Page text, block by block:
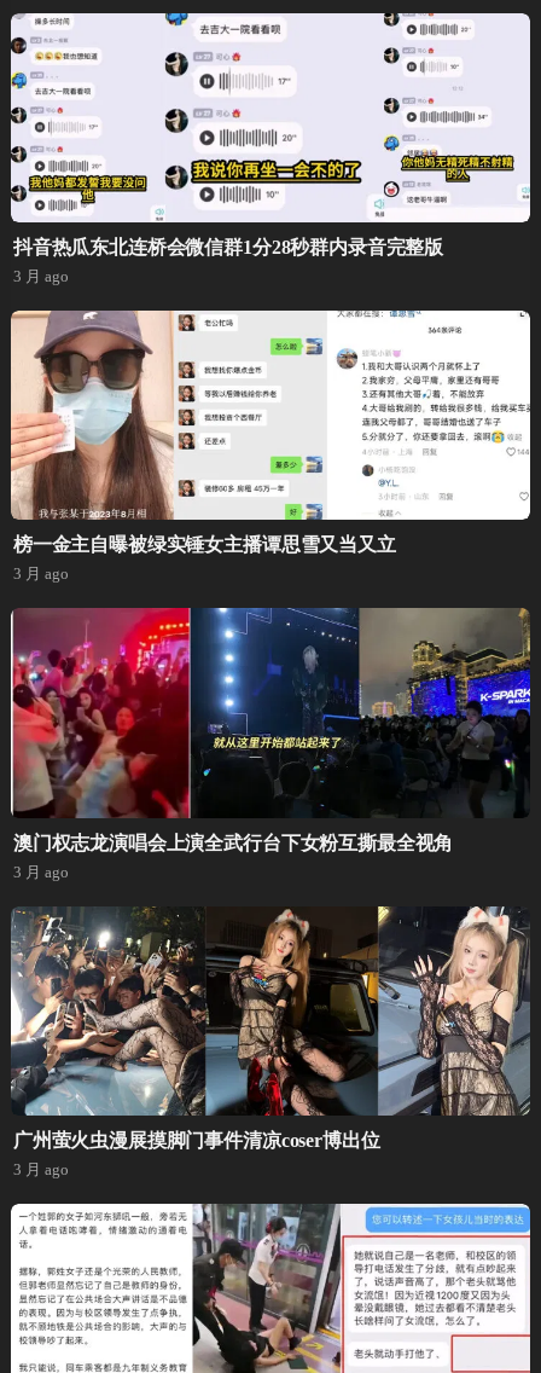
抖音热瓜东北连桥会微信群1分28秒群内录音完整版
3 月 ago
榜一金主自曝被绿实锤女主播谭思雪又当又立
3 月 ago
澳门权志龙演唱会上演全武行台下女粉互撕最全视角
3 月 ago
广州萤火虫漫展摸脚门事件清凉coser博出位
3 月 ago